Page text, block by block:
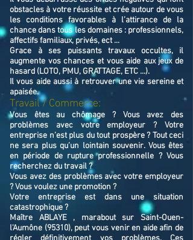
obstacles à votre réussite et crée autour de vous
les conditions favorables à l’attirance de la
chance dans tous les domaines : professionnels,
affectifs familiaux, privés, ect ...
Grace à ses puissants travaux occultes, il
augmente vos chances et vous aide aux jeux de
hasard (LOTO, PMU, GRATTAGE, ETC ...).
Il vous aide aussi à retrouver une vie sereine et
apaisée.
Travail / Commerce:
Vous êtes au chômage ? Vous avez des
problèmes avec votre employeur ? Votre
entreprise n’est plus du tout prospère ? Tout ceci
ne sera plus qu’un lointain souvenir. Vous êtes
en période de rupture professionnelle ? Vous
recherchez du travail ?
Vous avez des problèmes avec votre employeur
? Vous voulez une promotion ?
Votre entreprise est dans une situation
catastrophique ?
Maître ABLAYE , marabout sur Saint-Ouen-
l'Aumône (95310), peut vous venir en aide afin de